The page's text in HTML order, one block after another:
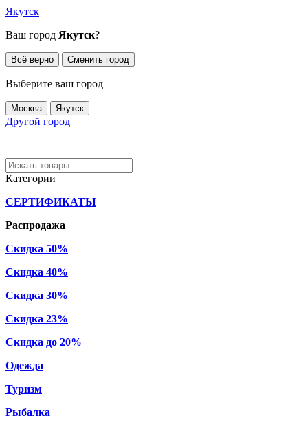
Якутск
Ваш город Якутск?
Всё верно Сменить город
Выберите ваш город
Москва Якутск
Другой город
Категории
СЕРТИФИКАТЫ
Распродажа
Скидка 50%
Скидка 40%
Скидка 30%
Скидка 23%
Скидка до 20%
Одежда
Туризм
Рыбалка